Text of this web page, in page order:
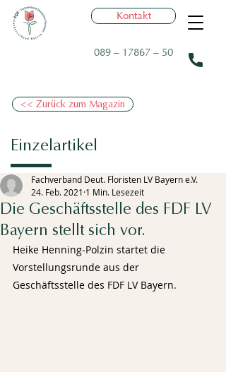
089 – 17867 – 50
Kontakt
<< Zurück zum Magazin
Einzelartikel
Die Geschäftsstelle des FDF LV
Bayern stellt sich vor.
Fachverband Deut. Floristen LV Bayern e.V.
24. Feb. 2021 1 Min. Lesezeit
Heike Henning-Polzin startet die
Vorstellungsrunde aus der
Geschäftsstelle des FDF LV Bayern.